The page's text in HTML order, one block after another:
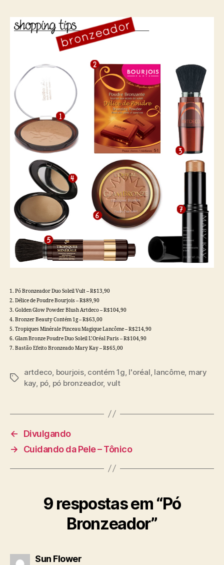
Pó Bronzeador Duo Soleil Vult – R$13,90
Délice de Poudre Bourjois – R$89,90
Golden Glow Powder Blush Artdeco – R$104,90
Bronzer Beauty Contém 1g – R$63,00
Tropiques Minérale Pinceau Magique Lancôme – R$214,90
Glam Bronze Poudre Duo Soleil L’Oréal Paris – R$104,90
Bastão Efeito Bronzeado Mary Kay – R$65,00
Tags
artdeco bourjois, contém 1g l'oréal lancôme, mary
kay pó pó bronzeador, vult
←
Divulgando
→
Cuidando da Pele – Tônico
9 respostas em “Pó
Bronzeador”
Sun Flowerdiz: